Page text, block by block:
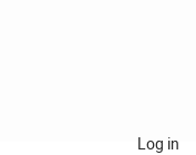
Log in